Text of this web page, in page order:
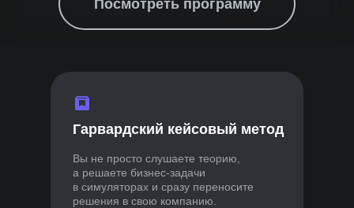
Посмотреть программу
Практические
инструменты в курсе
на практике
Гарвардский кейсовый метод
Вы не просто слушаете теорию,
а решаете бизнес-задачи
в симуляторах и сразу переносите
решения в свою компанию.